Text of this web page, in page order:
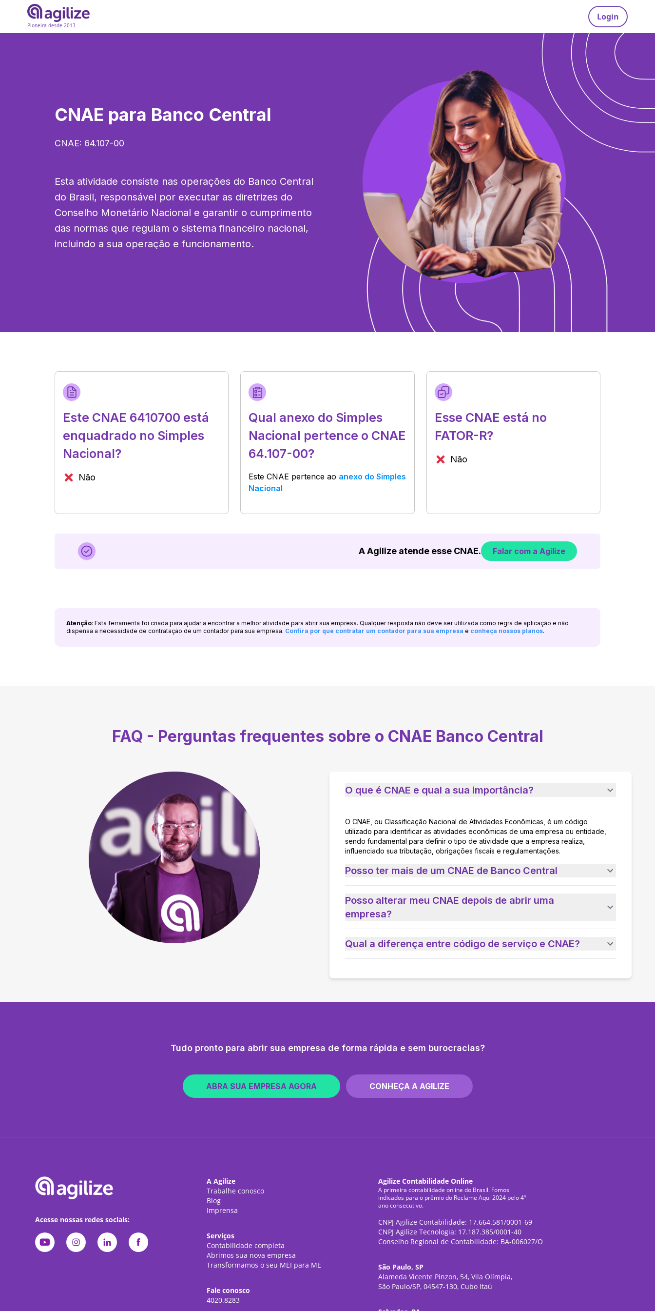
Pioneira desde 2013
Login
CNAE para Banco Central
CNAE: 64.107-00
Esta atividade consiste nas operações do Banco Central
do Brasil, responsável por executar as diretrizes do
Conselho Monetário Nacional e garantir o cumprimento
das normas que regulam o sistema financeiro nacional,
incluindo a sua operação e funcionamento.
Este CNAE 6410700 está
enquadrado no Simples
Nacional?
Não
Qual anexo do Simples
Nacional pertence o CNAE
64.107-00?
Este CNAE pertence ao anexo do Simples
Nacional
Esse CNAE está no
FATOR-R?
Não
A Agilize atende esse CNAE. Falar com a Agilize
Atenção: Esta ferramenta foi criada para ajudar a encontrar a melhor atividade para abrir sua empresa. Qualquer resposta não deve ser utilizada como regra de aplicação e não
dispensa a necessidade de contratação de um contador para sua empresa. Confira por que contratar um contador para sua empresa e conheça nossos planos.
FAQ - Perguntas frequentes sobre o CNAE Banco Central
O que é CNAE e qual a sua importância?
O CNAE, ou Classificação Nacional de Atividades Econômicas, é um código
utilizado para identificar as atividades econômicas de uma empresa ou entidade,
sendo fundamental para definir o tipo de atividade que a empresa realiza,
influenciado sua tributação, obrigações fiscais e regulamentações.
Posso ter mais de um CNAE de Banco Central
Posso alterar meu CNAE depois de abrir uma
empresa?
Qual a diferença entre código de serviço e CNAE?
Tudo pronto para abrir sua empresa de forma rápida e sem burocracias?
ABRA SUA EMPRESA AGORA CONHEÇA A AGILIZE
Acesse nossas redes sociais:
A Agilize
Trabalhe conosco
Blog
Imprensa
Serviços
Contabilidade completa
Abrimos sua nova empresa
Transformamos o seu MEI para ME
Fale conosco
4020.8283
Agilize Contabilidade Online
A primeira contabilidade online do Brasil. Fomos
indicados para o prêmio do Reclame Aqui 2024 pelo 4º
ano consecutivo.
CNPJ Agilize Contabilidade: 17.664.581/0001-69
CNPJ Agilize Tecnologia: 17.187.385/0001-40
Conselho Regional de Contabilidade: BA-006027/O
São Paulo, SP
Alameda Vicente Pinzon, 54, Vila Olímpia,
São Paulo/SP, 04547-130, Cubo Itaú